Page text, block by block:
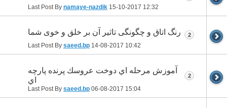
Last Post By namaye-nazdik 15-10-2017 12:32
رنگ اتاق و چگونگی تاثیر آن بر خلق و خوی شما
Last Post By saeed.bp 14-08-2017 10:42
2
آموزش مرحله اي دوخت عروسك پرنده پارچه
اي
Last Post By saeed.bp 06-08-2017 15:04
2